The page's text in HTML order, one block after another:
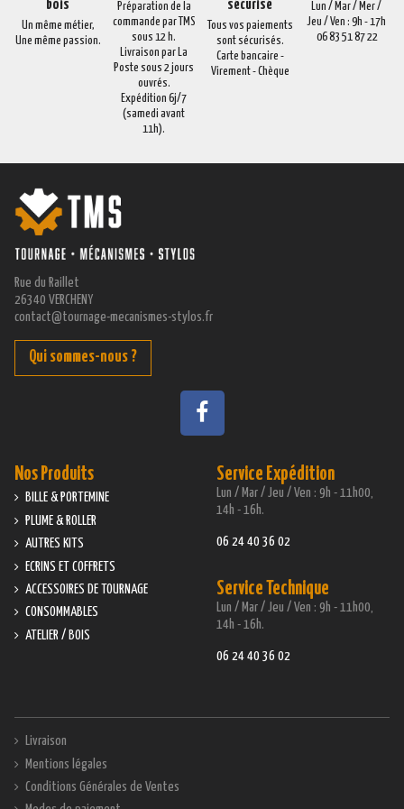
bois
Un même métier,
Une même passion.
Préparation de la
commande par TMS
sous 12 h.
Livraison par La
Poste sous 2 jours
ouvrés.
Expédition 6j/7
(samedi avant
11h).
sécurisé
Tous vos paiements
sont sécurisés.
Carte bancaire -
Virement - Chèque
Lun / Mar / Mer /
Jeu / Ven : 9h - 17h
06 83 51 87 22
Rue du Raillet
26340 VERCHENY
contact@tournage-mecanismes-stylos.fr
Qui sommes-nous ?
Service Expédition
Lun / Mar / Jeu / Ven : 9h - 11h00,
14h - 16h.
06 24 40 36 02
Service Technique
Lun / Mar / Jeu / Ven : 9h - 11h00,
14h - 16h.
06 24 40 36 02
Nos Produits
BILLE & PORTEMINE
PLUME & ROLLER
AUTRES KITS
ECRINS ET COFFRETS
ACCESSOIRES DE TOURNAGE
CONSOMMABLES
ATELIER / BOIS
Livraison
Mentions légales
Conditions Générales de Ventes